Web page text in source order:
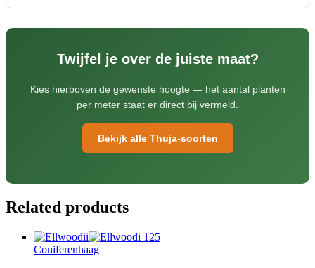
Twijfel je over de juiste maat?
Kies hierboven de gewenste hoogte — het aantal planten
per meter staat er direct bij vermeld.
Bekijk alle Thuja-soorten
Related products
Coniferenhaag